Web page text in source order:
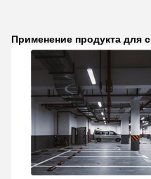
Применение продукта для